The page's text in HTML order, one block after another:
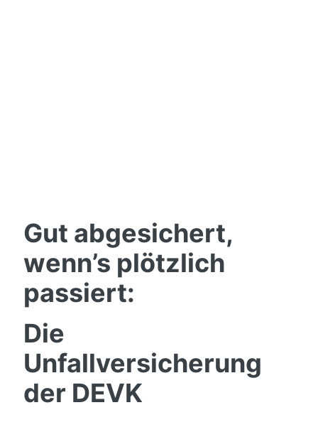
Gut abgesichert,
wenn’s plötzlich
passiert:
Die
Unfallversicherung
der DEVK